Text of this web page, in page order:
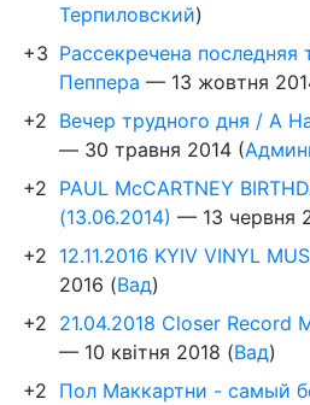
Терпиловский)
+3 Рассекречена последняя
Пеппера — 13 жовтня
+2 Вечер трудного дня / A
— 30 травня 2014 (
+2 PAUL McCARTNEY
(13.06.2014) — 13 червня
+2 12.11.2016 KYIV VINYL
2016 (Вад)
+2 21.04.2018 Closer Record
— 10 квітня 2018 (Вад)
+2 Пол Маккартни - самый